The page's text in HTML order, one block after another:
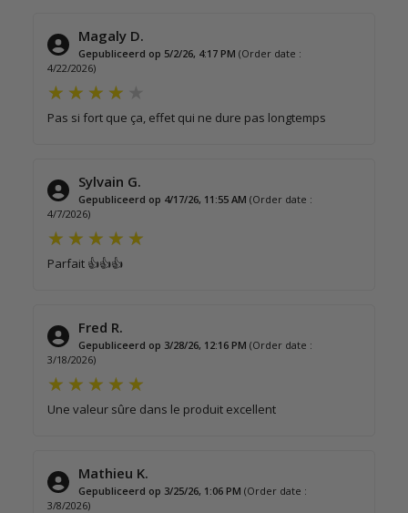
Magaly D.
Gepubliceerd op 5/2/26, 4:17 PM (Order date :
4/22/2026)
Pas si fort que ça, effet qui ne dure pas longtemps
Sylvain G.
Gepubliceerd op 4/17/26, 11:55 AM (Order date :
4/7/2026)
Parfait 👍👍👍
Fred R.
Gepubliceerd op 3/28/26, 12:16 PM (Order date :
3/18/2026)
Une valeur sûre dans le produit excellent
Mathieu K.
Gepubliceerd op 3/25/26, 1:06 PM (Order date :
3/8/2026)